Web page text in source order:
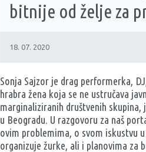
bitnije od želje za
18. 07. 2020
Sonja Sajzor je drag performerka,
hrabra žena koja se ne ustručava
marginaliziranih društvenih
u Beogradu. U razgovoru za naš
ovim problemima, o svom iskustvu
organizuje žurke, ali i planovima za